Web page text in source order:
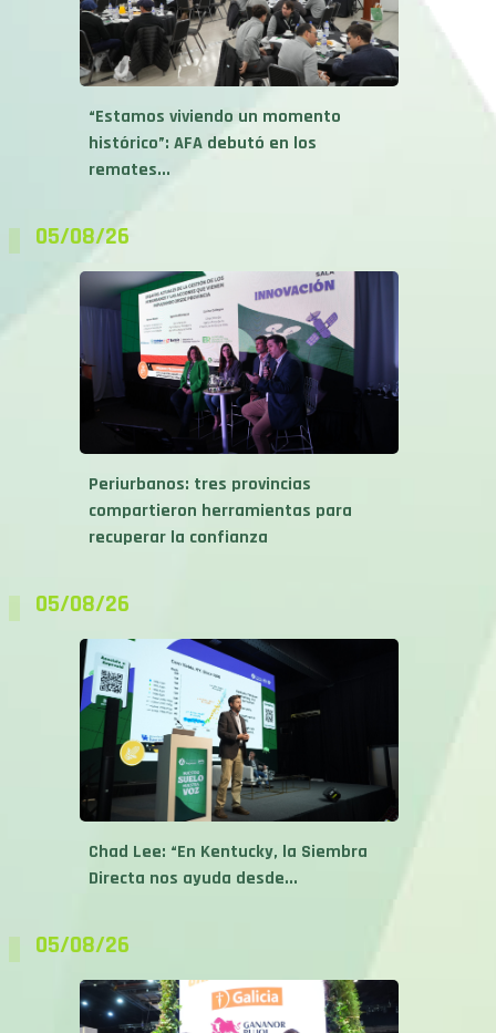
“Estamos viviendo un momento
histórico”: AFA debutó en los
remates...
Periurbanos: tres provincias
compartieron herramientas para
recuperar la confianza
Chad Lee: “En Kentucky, la Siembra
Directa nos ayuda desde...